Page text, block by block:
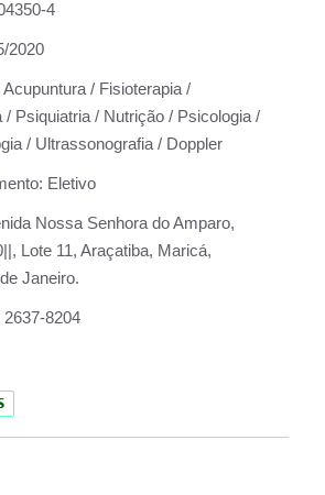
4
2020
Acupuntura / Fisioterapia /
/ Psiquiatria / Nutrição / Psicologia /
/ Ultrassonografia / Doppler
Eletivo
Nossa Senhora do Amparo,
Lote 11, Araçatiba, Maricá,
Janeiro.
2637-8204